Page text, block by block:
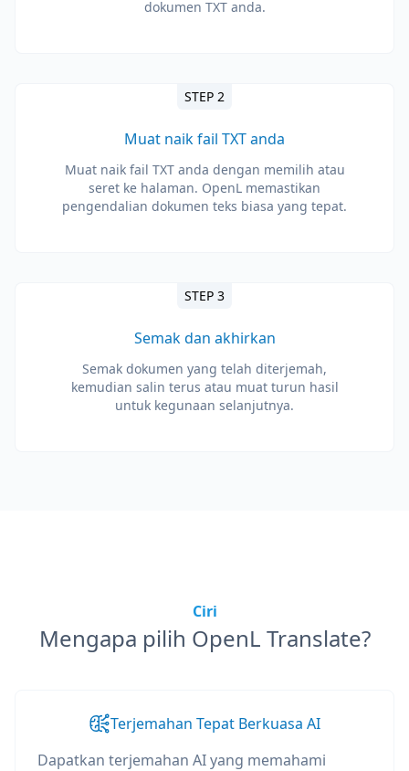
dokumen TXT anda.
STEP 2
Muat naik fail TXT anda
Muat naik fail TXT anda dengan memilih atau
seret ke halaman. OpenL memastikan
pengendalian dokumen teks biasa yang tepat.
STEP 3
Semak dan akhirkan
Semak dokumen yang telah diterjemah,
kemudian salin terus atau muat turun hasil
untuk kegunaan selanjutnya.
Ciri
Mengapa pilih OpenL Translate?
Terjemahan Tepat Berkuasa AI
Dapatkan terjemahan AI yang memahami